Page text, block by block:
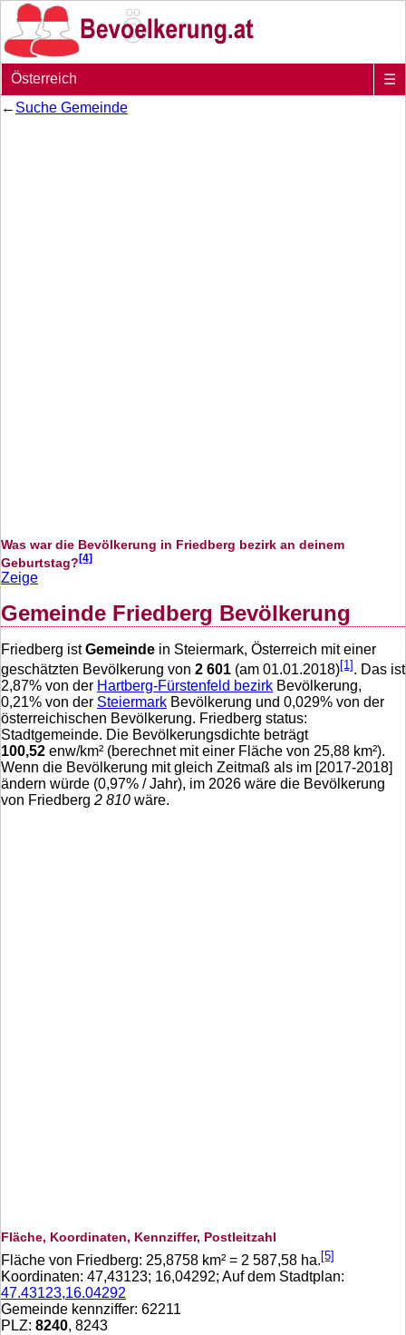
Österreich
☰
← Suche Gemeinde
Was war die Bevölkerung in Friedberg bezirk an deinem
Geburtstag?[4]
Zeige
Gemeinde Friedberg Bevölkerung
Friedberg istGemeinde in Steiermark, Österreich mit einer
geschätzten Bevölkerung von 2 601 (am 01.01.2018)[1] . Das ist
2,87% von der Hartberg-Fürstenfeld bezirk Bevölkerung,
0,21% von der Steiermark Bevölkerung und 0,029% von der
österreichischen Bevölkerung. Friedberg status:
Stadtgemeinde. Die Bevölkerungsdichte beträgt
100,52 enw/km² (berechnet mit einer Fläche von 25,88 km²).
Wenn die Bevölkerung mit gleich Zeitmaß als im [2017-2018]
ändern würde (0,97% / Jahr), im 2026 wäre die Bevölkerung
von Friedberg 2 810 wäre.
Fläche, Koordinaten, Kennziffer, Postleitzahl
Fläche von Friedberg: 25,8758 km² = 2 587,58 ha. [5]
Koordinaten: 47,43123; 16,04292; Auf dem Stadtplan:
47.43123,16.04292
Gemeinde kennziffer: 62211
PLZ: 8240, 8243